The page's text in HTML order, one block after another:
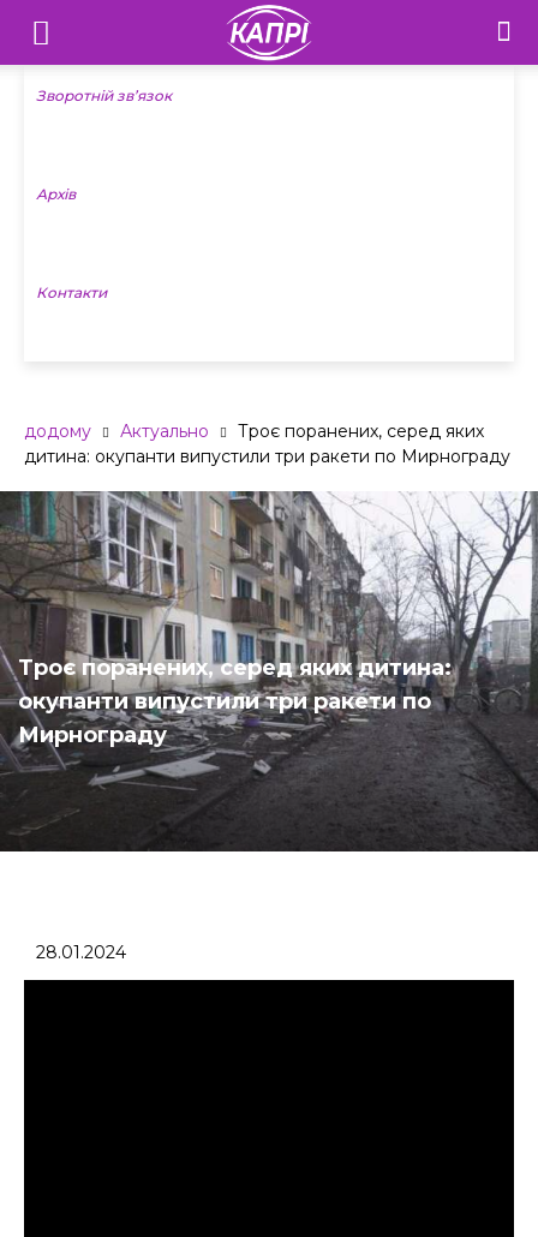
Телебачення
«Капрі»
Новини
Зворотній зв’язок
Архів
Контакти
додому Актуально
Троє поранених, серед яких
дитина: окупанти випустили три ракети по Мирнограду
Троє поранених, серед яких дитина:
окупанти випустили три ракети по
Мирнограду
28.01.2024